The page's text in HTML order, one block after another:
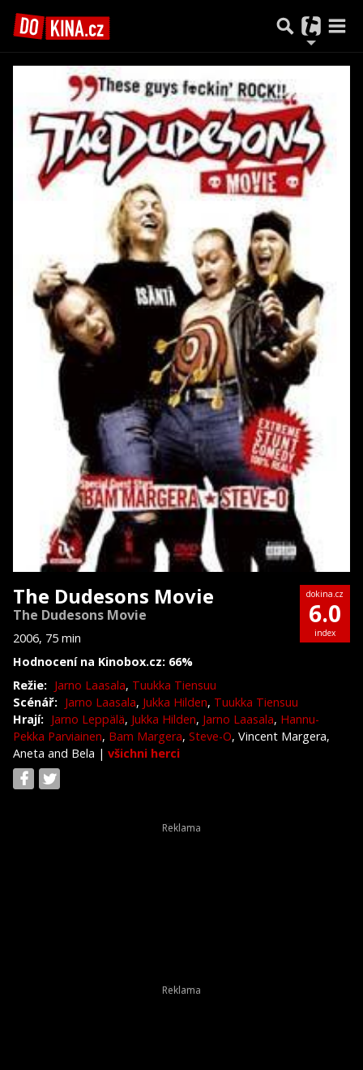
The Dudesons Movie
The Dudesons Movie
2006, 75 min
Hodnocení na Kinobox.cz: 66%
dokina.cz
6.0
index
Režie: Jarno Laasala, Tuukka Tiensuu
Scénář: Jarno Laasala, Jukka Hilden, Tuukka Tiensuu
Hrají: Jarno Leppälä, Jukka Hilden, Jarno Laasala, Hannu-
Pekka Parviainen, Bam Margera, Steve-O, Vincent Margera,
Aneta and Bela | všichni herci